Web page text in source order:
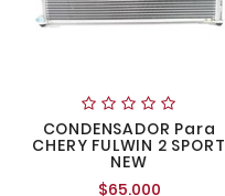
CONDENSADOR Para
CHERY FULWIN 2 SPORT
NEW
$65.000Precio